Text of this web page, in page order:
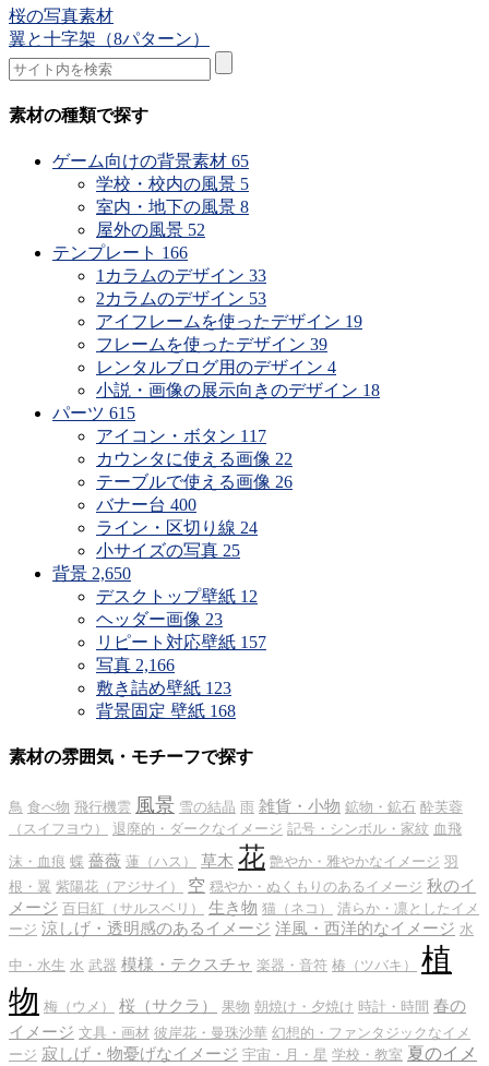
桜の写真素材
翼と十字架（8パターン）
素材の種類で探す
ゲーム向けの背景素材 65
学校・校内の風景 5
室内・地下の風景 8
屋外の風景 52
テンプレート 166
1カラムのデザイン 33
2カラムのデザイン 53
アイフレームを使ったデザイン 19
フレームを使ったデザイン 39
レンタルブログ用のデザイン 4
小説・画像の展示向きのデザイン 18
パーツ 615
アイコン・ボタン 117
カウンタに使える画像 22
テーブルで使える画像 26
バナー台 400
ライン・区切り線 24
小サイズの写真 25
背景 2,650
デスクトップ壁紙 12
ヘッダー画像 23
リピート対応壁紙 157
写真 2,166
敷き詰め壁紙 123
背景固定 壁紙 168
素材の雰囲気・モチーフで探す
鳥 食べ物 飛行機雲 風景 雪の結晶 雨 雑貨・小物 鉱物・鉱石 酔芙蓉
（スイフヨウ）
退廃的・ダークなイメージ 記号・シンボル・家紋 血飛
沫・血痕 蝶 薔薇 蓮（ハス） 草木 花 艶やか・雅やかなイメージ 羽
根・翼 紫陽花（アジサイ） 空 穏やか・ぬくもりのあるイメージ 秋のイ
メージ 百日紅（サルスベリ） 生き物 猫（ネコ）
清らか・凛としたイメ
ージ 涼しげ・透明感のあるイメージ 洋風・西洋的なイメージ 水
中・水生 水 武器 模様・テクスチャ 楽器・音符 椿（ツバキ）
植
物 梅（ウメ） 桜（サクラ） 果物 朝焼け・夕焼け 時計・時間 春の
イメージ 文具・画材 彼岸花・曼珠沙華 幻想的・ファンタジックなイメ
ージ 寂しげ・物憂げなイメージ 宇宙・月・星 学校・教室 夏のイメ